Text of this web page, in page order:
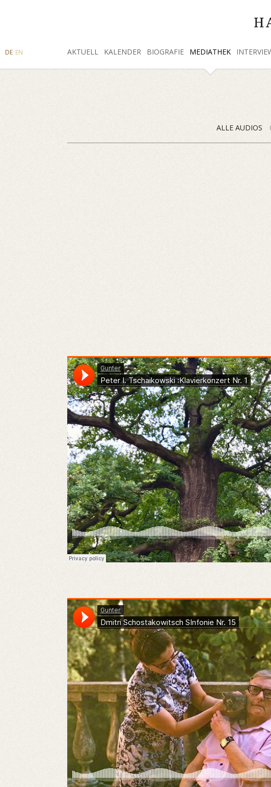
AKTUELL KALENDER BIOGRAFIE MEDIATHEK
FACEBOOK
INSTAGRAM
SUCHE
DE EN
ALLE AUDIOS
Gunter·Peter I. Tschaikowski :Klavierkonzert Nr. 1
Gunter ·Dmitri Schostakowitsch SInfonie Nr. 15